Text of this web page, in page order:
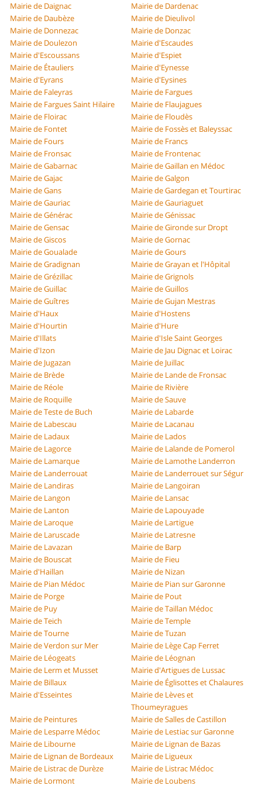
Mairie de Daignac
Mairie de Dardenac
Mairie de Daubèze
Mairie de Dieulivol
Mairie de Donnezac
Mairie de Donzac
Mairie de Doulezon
Mairie d'Escaudes
Mairie d'Escoussans
Mairie d'Espiet
Mairie de Étauliers
Mairie d'Eynesse
Mairie d'Eyrans
Mairie d'Eysines
Mairie de Faleyras
Mairie de Fargues
Mairie de Fargues Saint Hilaire
Mairie de Flaujagues
Mairie de Floirac
Mairie de Floudès
Mairie de Fontet
Mairie de Fossès et Baleyssac
Mairie de Fours
Mairie de Francs
Mairie de Fronsac
Mairie de Frontenac
Mairie de Gabarnac
Mairie de Gaillan en Médoc
Mairie de Gajac
Mairie de Galgon
Mairie de Gans
Mairie de Gardegan et Tourtirac
Mairie de Gauriac
Mairie de Gauriaguet
Mairie de Générac
Mairie de Génissac
Mairie de Gensac
Mairie de Gironde sur Dropt
Mairie de Giscos
Mairie de Gornac
Mairie de Goualade
Mairie de Gours
Mairie de Gradignan
Mairie de Grayan et l'Hôpital
Mairie de Grézillac
Mairie de Grignols
Mairie de Guillac
Mairie de Guillos
Mairie de Guîtres
Mairie de Gujan Mestras
Mairie d'Haux
Mairie d'Hostens
Mairie d'Hourtin
Mairie d'Hure
Mairie d'Illats
Mairie d'Isle Saint Georges
Mairie d'Izon
Mairie de Jau Dignac et Loirac
Mairie de Jugazan
Mairie de Juillac
Mairie de Brède
Mairie de Lande de Fronsac
Mairie de Réole
Mairie de Rivière
Mairie de Roquille
Mairie de Sauve
Mairie de Teste de Buch
Mairie de Labarde
Mairie de Labescau
Mairie de Lacanau
Mairie de Ladaux
Mairie de Lados
Mairie de Lagorce
Mairie de Lalande de Pomerol
Mairie de Lamarque
Mairie de Lamothe Landerron
Mairie de Landerrouat
Mairie de Landerrouet sur Ségur
Mairie de Landiras
Mairie de Langoiran
Mairie de Langon
Mairie de Lansac
Mairie de Lanton
Mairie de Lapouyade
Mairie de Laroque
Mairie de Lartigue
Mairie de Laruscade
Mairie de Latresne
Mairie de Lavazan
Mairie de Barp
Mairie de Bouscat
Mairie de Fieu
Mairie d'Haillan
Mairie de Nizan
Mairie de Pian Médoc
Mairie de Pian sur Garonne
Mairie de Porge
Mairie de Pout
Mairie de Puy
Mairie de Taillan Médoc
Mairie de Teich
Mairie de Temple
Mairie de Tourne
Mairie de Tuzan
Mairie de Verdon sur Mer
Mairie de Lège Cap Ferret
Mairie de Léogeats
Mairie de Léognan
Mairie de Lerm et Musset
Mairie d'Artigues de Lussac
Mairie de Billaux
Mairie de Églisottes et Chalaures
Mairie d'Esseintes
Mairie de Lèves et
Thoumeyragues
Mairie de Peintures
Mairie de Salles de Castillon
Mairie de Lesparre Médoc
Mairie de Lestiac sur Garonne
Mairie de Libourne
Mairie de Lignan de Bazas
Mairie de Lignan de Bordeaux
Mairie de Ligueux
Mairie de Listrac de Durèze
Mairie de Listrac Médoc
Mairie de Lormont
Mairie de Loubens